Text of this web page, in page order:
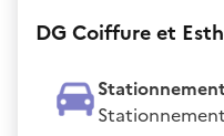
DG Coiffure et